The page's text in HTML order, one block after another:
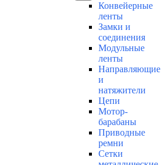
Конвейерные
ленты
Замки и
соединения
Модульные
ленты
Направляющие
и
натяжители
Цепи
Мотор-
барабаны
Приводные
ремни
Сетки